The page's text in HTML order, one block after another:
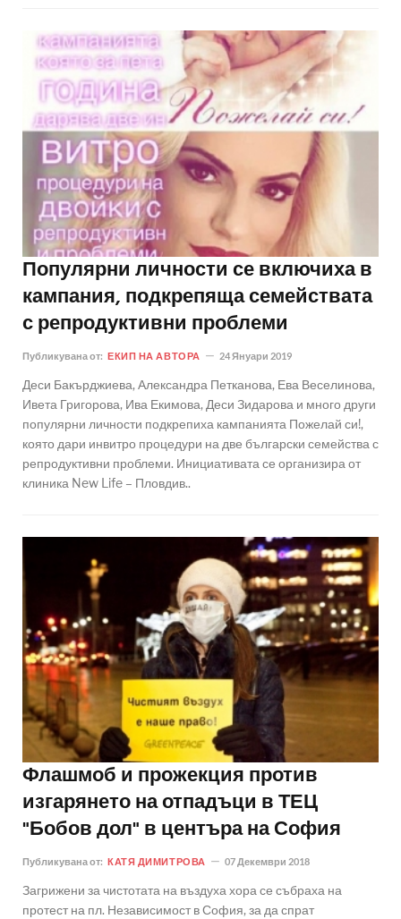
Популярни личности се включиха в
кампания, подкрепяща семействата
с репродуктивни проблеми
Публикувана от: ЕКИП НА АВТОРА 24 Януари 2019
Деси Бакърджиева, Александра Петканова, Ева Веселинова,
Ивета Григорова, Ива Екимова, Деси Зидарова и много други
популярни личности подкрепиха кампанията Пожелай си!,
която дари инвитро процедури на две български семейства с
репродуктивни проблеми. Инициативата се организира от
клиника New Life – Пловдив..
Флашмоб и прожекция против
изгарянето на отпадъци в ТЕЦ
"Бобов дол" в центъра на София
Публикувана от: КАТЯ ДИМИТРОВА 07 Декември 2018
Загрижени за чистотата на въздуха хора се събраха на
протест на пл. Независимост в София, за да спрат